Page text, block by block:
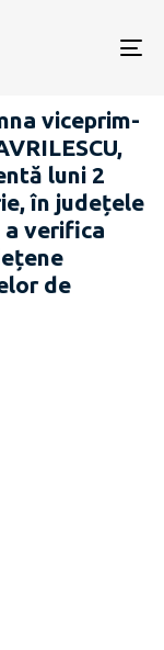
viceprim-
luni 2
în județele
a verifica
de